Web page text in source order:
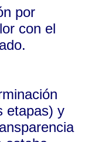
por
con el
etapas) y